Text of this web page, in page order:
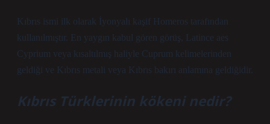
Kıbrıs ismi ilk olarak İyonyalı kaşif Homeros tarafından
kullanılmıştır. En yaygın kabul gören görüş, Latince aes
Cyprium veya kısaltılmış haliyle Cuprum kelimelerinden
geldiği ve Kıbrıs metali veya Kıbrıs bakırı anlamına geldiğidir.
Kıbrıs Türklerinin kökeni nedir?